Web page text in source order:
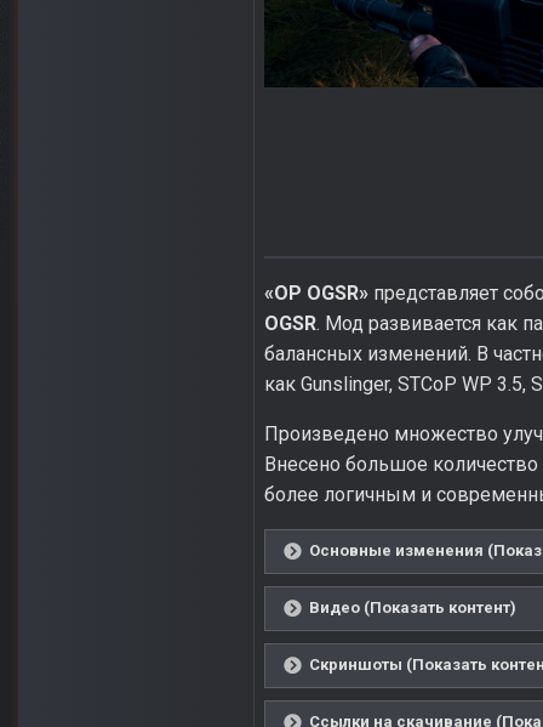
«OP OGSR» представляет
OGSR. Мод развивается как
балансных изменений. В
как Gunslinger, STCoP WP
Произведено множество
Внесено большое
более логичным и
Основные изменения
Видео (Показать контент)
Скриншоты (Показать
Ссылки на скачивание